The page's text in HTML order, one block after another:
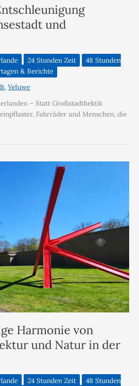
und
24 Stunden Zeit
48 Stunden
& Berichte
, Veluwe
– Statt Großstadthektik
Fahrräder und Menschen, die
Harmonie von
und Natur in der
24 Stunden Zeit
48 Stunden